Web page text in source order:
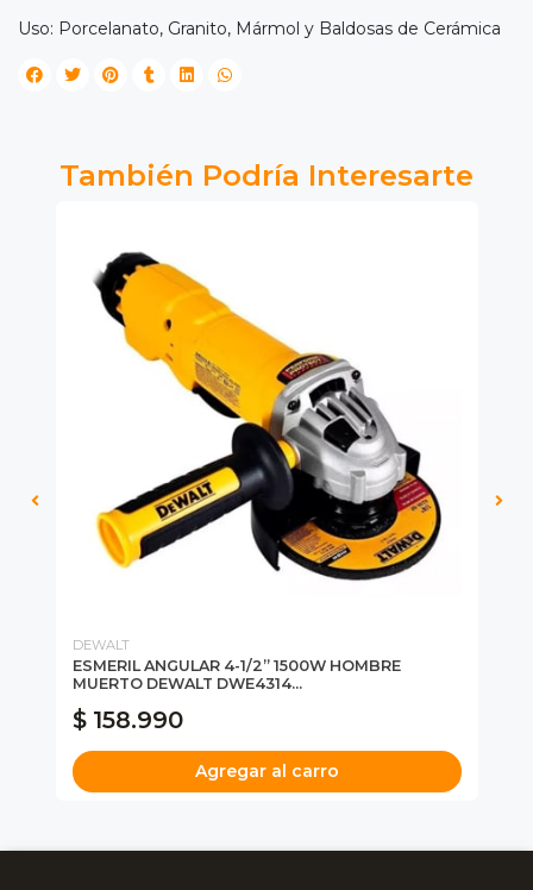
Uso: Porcelanato, Granito, Mármol y Baldosas de Cerámica
También Podría Interesarte
DEWALT
ESMERIL ANGULAR 4-1/2” 1500W HOMBRE
MUERTO DEWALT DWE4314...
$ 158.990
Agregar al carro